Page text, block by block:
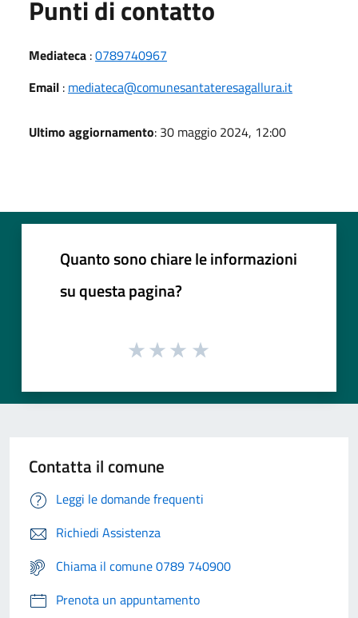
Punti di contatto
Mediateca :0789740967
Email : mediateca@comunesantateresagallura.it
Ultimo aggiornamento: 30 maggio 2024, 12:00
Quanto sono chiare le informazioni
su questa pagina?
Contatta il comune
Leggi le domande frequenti
Richiedi Assistenza
Chiama il comune 0789 740900
Prenota un appuntamento